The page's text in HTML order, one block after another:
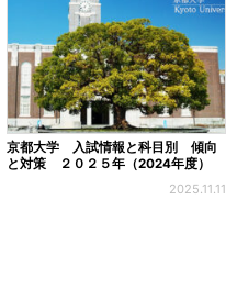
京都大学 入試情報と科目別 傾向
と対策 ２０２５年（2024年度）
2025.11.11